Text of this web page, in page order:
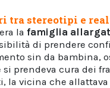
tra stereotipi e
la famiglia
di prendere
sin da bambina,
si prendeva cura dei
la vicina che